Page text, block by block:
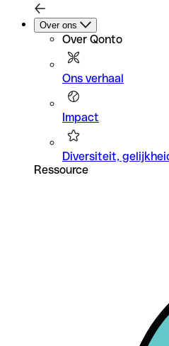
Over ons
Over Qonto
Ons verhaal
Impact
Diversiteit,
Ressource